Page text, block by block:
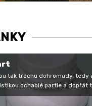
tak trochu dohromady, tedy
ochablé partie a dopřát